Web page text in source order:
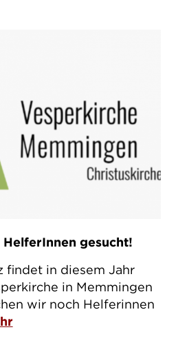
gesucht!
findet in diesem Jahr
in Memmingen
wir noch Helferinnen